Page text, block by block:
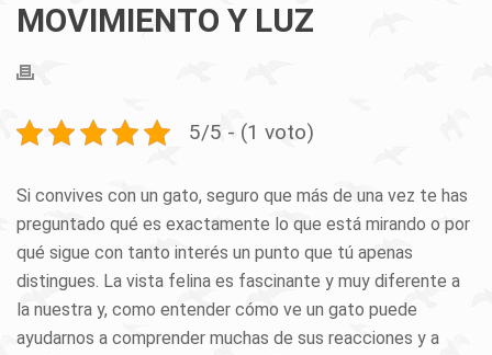
MOVIMIENTO Y LUZ
5/5 - (1 voto)
Si convives con un gato, seguro que más de una vez te has
preguntado qué es exactamente lo que está mirando o por
qué sigue con tanto interés un punto que tú apenas
distingues. La vista felina es fascinante y muy diferente a
la nuestra y, como entender cómo ve un gato puede
ayudarnos a comprender muchas de sus reacciones y a